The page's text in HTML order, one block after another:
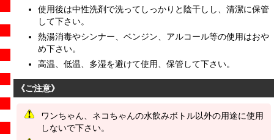
使用後は中性洗剤で洗ってしっかりと陰干しし、清潔に保管
して下さい。
熱湯消毒やシンナー、ベンジン、アルコール等の使用はおや
め下さい。
高温、低温、多湿を避けて使用、保管して下さい。
《ご注意》
ワンちゃん、ネコちゃんの水飲みボトル以外の用途に使用
しないで下さい。